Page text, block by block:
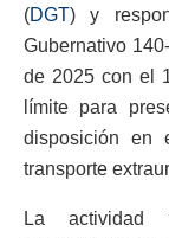
(DGT) y
Gubernativo
de 2025 con el
límite para
disposición en
transporte
La actividad